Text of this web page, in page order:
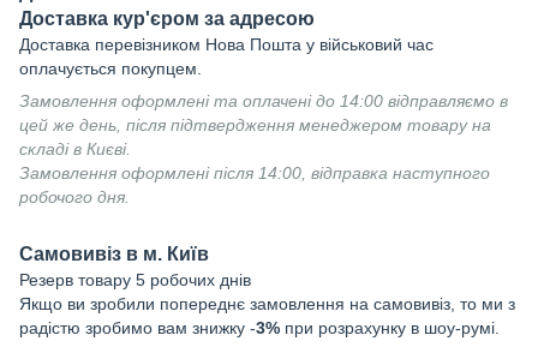
Доставка кур'єром за адресою
Доставка перевізником Нова Пошта у військовий час
оплачується покупцем.
Замовлення оформлені та оплачені до 14:00 відправляємо в
цей же день, після підтвердження менеджером товару на
складі в Києві.
Замовлення оформлені після 14:00, відправка наступного
робочого дня.
Самовивіз в м. Київ
Резерв товару 5 робочих днів
Якщо ви зробили попереднє замовлення на самовивіз, то ми з
радістю зробимо вам знижку -3% при розрахунку в шоу-румі.